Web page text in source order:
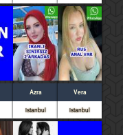
Azra
istanbul
Vera
istanbul